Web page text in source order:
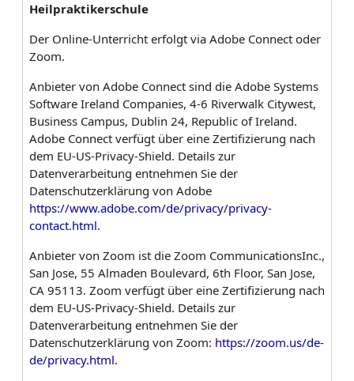
Heilpraktikerschule
Der Online-Unterricht erfolgt via Adobe Connect oder
Zoom.
Anbieter von Adobe Connect sind die Adobe Systems
Software Ireland Companies, 4-6 Riverwalk Citywest,
Business Campus, Dublin 24, Republic of Ireland.
Adobe Connect verfügt über eine Zertifizierung nach
dem EU-US-Privacy-Shield. Details zur
Datenverarbeitung entnehmen Sie der
Datenschutzerklärung von Adobe
https://www.adobe.com/de/privacy/privacy-
contact.html.
Anbieter von Zoom ist die Zoom CommunicationsInc.,
San Jose, 55 Almaden Boulevard, 6th Floor, San Jose,
CA 95113. Zoom verfügt über eine Zertifizierung nach
dem EU-US-Privacy-Shield. Details zur
Datenverarbeitung entnehmen Sie der
Datenschutzerklärung von Zoom: https://zoom.us/de-
de/privacy.html.